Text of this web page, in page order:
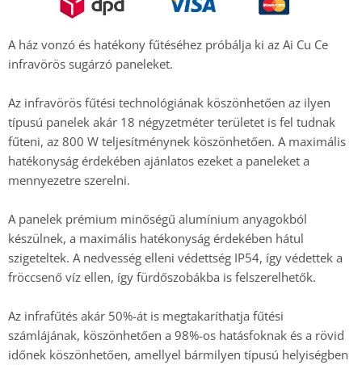
A ház vonzó és hatékony fűtéséhez próbálja ki az Ai Cu Ce
infravörös sugárzó paneleket.
Az infravörös fűtési technológiának köszönhetően az ilyen
típusú panelek akár 18 négyzetméter területet is fel tudnak
fűteni, az 800 W teljesítménynek köszönhetően. A maximális
hatékonyság érdekében ajánlatos ezeket a paneleket a
mennyezetre szerelni.
A panelek prémium minőségű alumínium anyagokból
készülnek, a maximális hatékonyság érdekében hátul
szigeteltek. A nedvesség elleni védettség IP54, így védettek a
fröccsenő víz ellen, így fürdőszobákba is felszerelhetők.
Az infrafűtés akár 50%-át is megtakaríthatja fűtési
számlájának, köszönhetően a 98%-os hatásfoknak és a rövid
időnek köszönhetően, amellyel bármilyen típusú helyiségben